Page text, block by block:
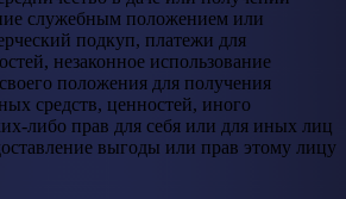
служебным положением или
подкуп, платежи для
незаконное использование
положения для получения
средств, ценностей, иного
либо прав для себя или для иных лиц
выгоды или прав этому лицу